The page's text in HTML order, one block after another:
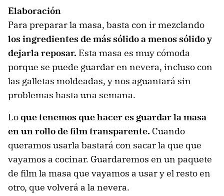
Elaboración
Para preparar la masa, basta con ir mezclando
los ingredientes de más sólido a menos sólido y
dejarla reposar. Esta masa es muy cómoda
porque se puede guardar en nevera, incluso con
las galletas moldeadas, y nos aguantará sin
problemas hasta una semana.
Loque tenemos que hacer es guardar la masa
en un rollo de film transparente. Cuando
queramos usarla bastará con sacar la que que
vayamos a cocinar. Guardaremos en un paquete
de film la masa que vayamos a usar y el resto en
otro, que volverá a la nevera.